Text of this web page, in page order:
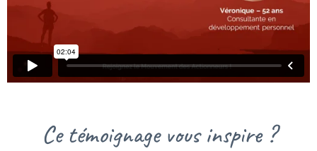
Ce témoignage vous inspire ?